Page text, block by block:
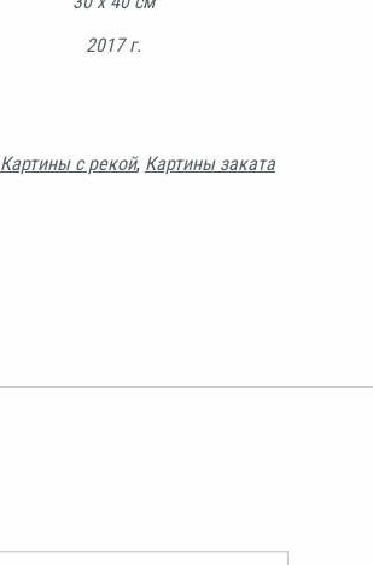
2017 г.
Картины с рекой, Картины заката